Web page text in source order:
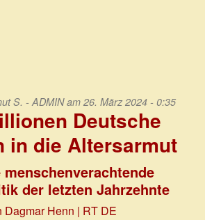
S. - ADMINam 26. März 2024 - 0:35
Deutsche
in die Altersarmut
der letzten Jahrzehnte
Dagmar Henn | RT DE